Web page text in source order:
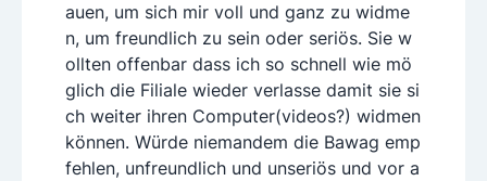
auen, um sich mir voll und ganz zu widme
n, um freundlich zu sein oder seriös. Sie w
ollten offenbar dass ich so schnell wie mö
glich die Filiale wieder verlasse damit sie si
ch weiter ihren Computer(videos?) widmen
können. Würde niemandem die Bawag emp
fehlen, unfreundlich und unseriös und vor a